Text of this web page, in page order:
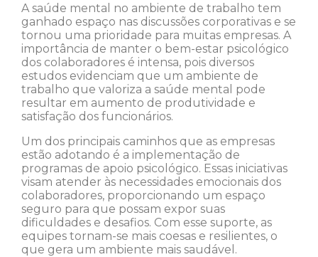
A saúde mental no ambiente de trabalho tem
ganhado espaço nas discussões corporativas e se
tornou uma prioridade para muitas empresas. A
importância de manter o bem-estar psicológico
dos colaboradores é intensa, pois diversos
estudos evidenciam que um ambiente de
trabalho que valoriza a saúde mental pode
resultar em aumento de produtividade e
satisfação dos funcionários.
Um dos principais caminhos que as empresas
estão adotando é a implementação de
programas de apoio psicológico. Essas iniciativas
visam atender às necessidades emocionais dos
colaboradores, proporcionando um espaço
seguro para que possam expor suas
dificuldades e desafios. Com esse suporte, as
equipes tornam-se mais coesas e resilientes, o
que gera um ambiente mais saudável.